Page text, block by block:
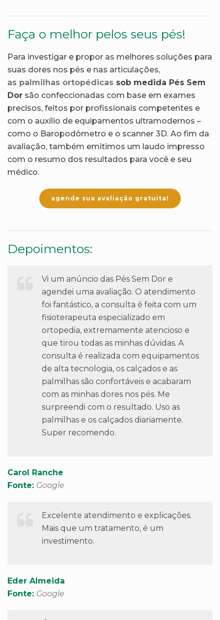
Faça o melhor pelos seus pés!
Para investigar e propor as melhores soluções para
suas dores nos pés e nas articulações,
as palmilhas ortopédicas sob medida Pés Sem
Dor são confeccionadas com base em exames
precisos, feitos por profissionais competentes e
com o auxílio de equipamentos ultramodernos –
como o Baropodômetro e o scanner 3D. Ao fim da
avaliação, também emitimos um laudo impresso
com o resumo dos resultados para você e seu
médico.
agende sua avaliação gratuita!
Depoimentos:
Vi um anúncio das Pés Sem Dor e
agendei uma avaliação. O atendimento
foi fantástico, a consulta é feita com um
fisioterapeuta especializado em
ortopedia, extremamente atencioso e
que tirou todas as minhas dúvidas. A
consulta é realizada com equipamentos
de alta tecnologia, os calçados e as
palmilhas são confortáveis e acabaram
com as minhas dores nos pés. Me
surpreendi com o resultado. Uso as
palmilhas e os calçados diariamente.
Super recomendo.
Carol Ranche
Fonte: Google
Excelente atendimento e explicações.
Mais que um tratamento, é um
investimento.
Eder Almeida
Fonte: Google